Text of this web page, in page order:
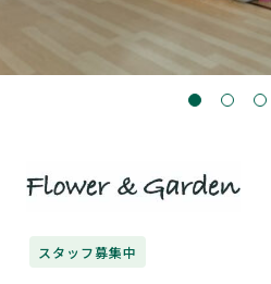
スタッフ募集中